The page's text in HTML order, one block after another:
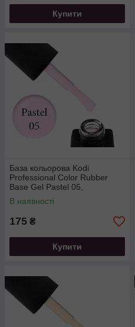
Купити
База кольорова Kodi
Professional Color Rubber
Base Gel Pastel 05,
пастельний рожевий, 8 мл
В наявності
175 ₴
Купити